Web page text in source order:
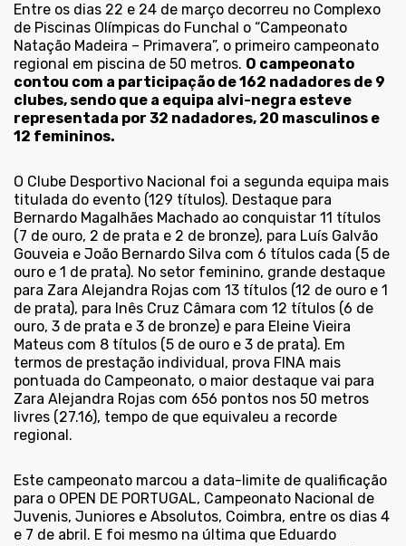
Entre os dias 22 e 24 de março decorreu no Complexo
de Piscinas Olímpicas do Funchal o “Campeonato
Natação Madeira – Primavera”, o primeiro campeonato
regional em piscina de 50 metros. O campeonato
contou com a participação de 162 nadadores de 9
clubes, sendo que a equipa alvi-negra esteve
representada por 32 nadadores, 20 masculinos e
12 femininos.
O Clube Desportivo Nacional foi a segunda equipa mais
titulada do evento (129 títulos). Destaque para
Bernardo Magalhães Machado ao conquistar 11 títulos
(7 de ouro, 2 de prata e 2 de bronze), para Luís Galvão
Gouveia e João Bernardo Silva com 6 títulos cada (5 de
ouro e 1 de prata). No setor feminino, grande destaque
para Zara Alejandra Rojas com 13 títulos (12 de ouro e 1
de prata), para Inês Cruz Câmara com 12 títulos (6 de
ouro, 3 de prata e 3 de bronze) e para Eleine Vieira
Mateus com 8 títulos (5 de ouro e 3 de prata). Em
termos de prestação individual, prova FINA mais
pontuada do Campeonato, o maior destaque vai para
Zara Alejandra Rojas com 656 pontos nos 50 metros
livres (27.16), tempo de que equivaleu a recorde
regional.
Este campeonato marcou a data-limite de qualificação
para o OPEN DE PORTUGAL, Campeonato Nacional de
Juvenis, Juniores e Absolutos, Coimbra, entre os dias 4
e 7 de abril. E foi mesmo na última que Eduardo